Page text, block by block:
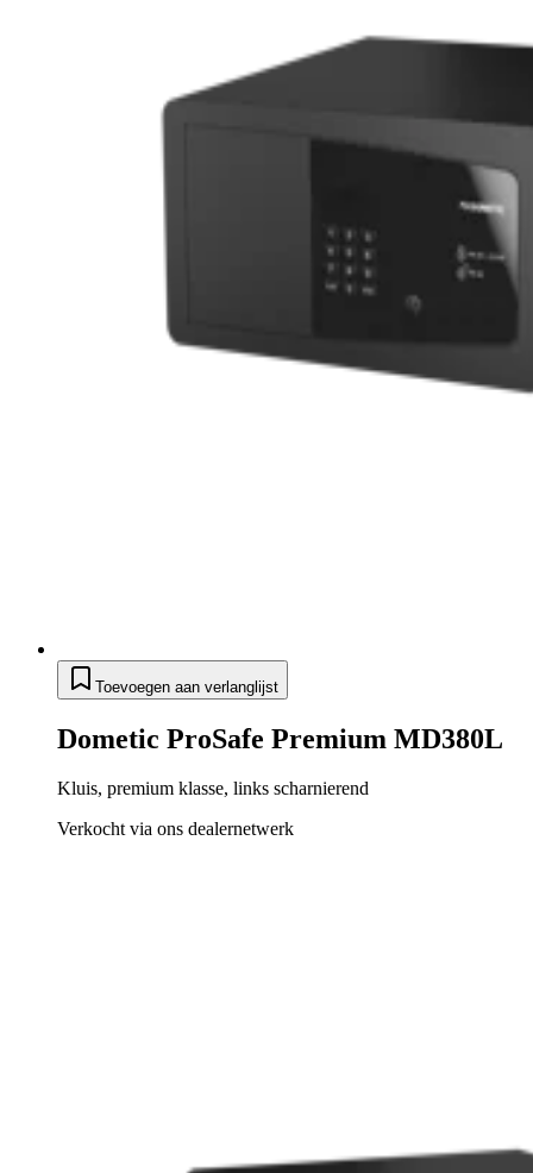
Toevoegen aan verlanglijst
Dometic ProSafe Premium MD380L
Kluis, premium klasse, links scharnierend
Verkocht via ons dealernetwerk